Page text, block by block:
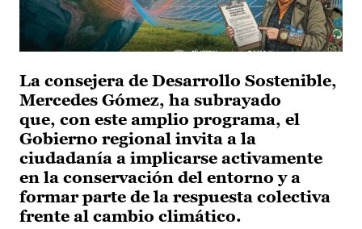
La consejera de Desarrollo Sostenible,
Mercedes Gómez, ha subrayado
que, con este amplio programa, el
Gobierno regional invita a la
ciudadanía a implicarse activamente
en la conservación del entorno y a
formar parte de la respuesta colectiva
frente al cambio climático.